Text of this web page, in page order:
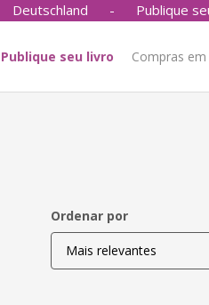
Deutschland - Publique
Publique seu livro Compras
Ordenar por